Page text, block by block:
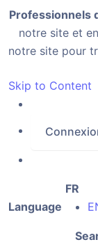
Professionnels
notre site et
notre site pour
Skip to Content
Language
FR